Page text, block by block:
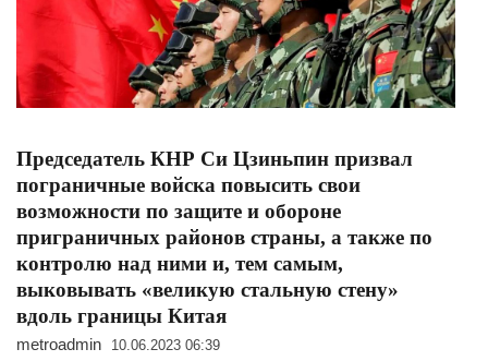
Председатель КНР Си Цзиньпин призвал
пограничные войска повысить свои
возможности по защите и обороне
приграничных районов страны, а также по
контролю над ними и, тем самым,
выковывать «великую стальную стену»
вдоль границы Китая
metroadmin 10.06.2023 06:39